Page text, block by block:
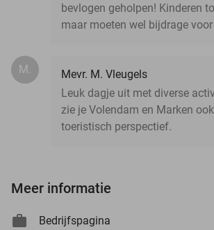
bevlogen geholpen! Kinderen
maar moeten wel bijdrage
M.
Mevr. M. Vleugels
Leuk dagje uit met diverse
zie je Volendam en Marken
toeristisch perspectief.
Meer informatie
Bedrijfspagina